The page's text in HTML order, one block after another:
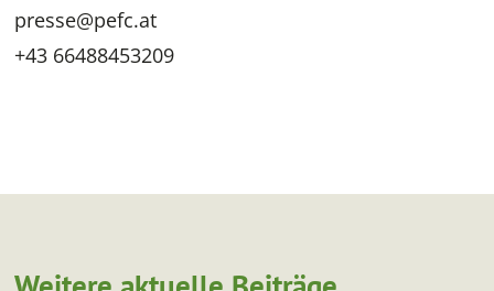
presse@pefc.at
+43 66488453209